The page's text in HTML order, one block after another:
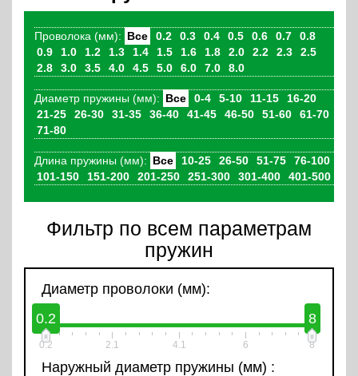
Проволока (мм): Все 0.2 0.3 0.4 0.5 0.6 0.7
0.8
0.9
1.0 1.2 1.3 1.4 1.5 1.6 1.8 2.0 2.2 2.3
2.5
2.8
3.0 3.5 4.0 4.5 5.0 6.0 7.0 8.0
Диаметр пружины (мм): Все 0-4 5-10 11-15
16-20
21-25
26-30 31-35 36-40 41-45 46-50 51-60
61-70
71-80
Длина пружины (мм): Все 10-25 26-50 51-75
76-100
101-150
151-200 201-250 251-300 301-400 401-500
Фильтр по всем параметрам
пружин
Диаметр проволоки (мм):
0.2
8
0.2 2.1 4.1 6 8
Наружный диаметр пружины (мм) :